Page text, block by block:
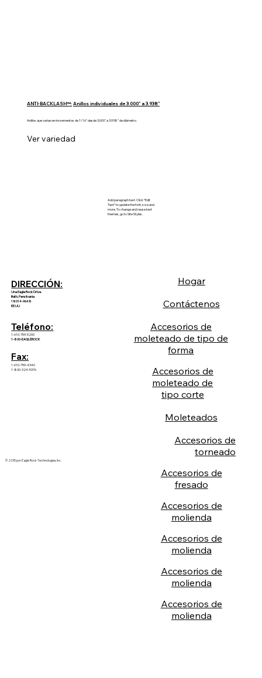
ANTI-BACKLASH™: Anillos individuales de 3.000" a 3.938"
Anillos que varían en incrementos de 1/16" desde 3,000" a 3,938" de diámetro.
Ver variedad
Add paragraph text. Click “Edit
Text” to update the font, size and
more. To change and reuse text
themes, go to Site Styles.
DIRECCIÓN:
Una Eagle Rock Drive.
Bath, Pensilvania
18014-9648
EE.UU
Teléfono:
1-610-759-5200
1-800-EAGLEROCK
Fax:
1-610-759-4340
1-800-324-5376
© 2035 por Eagle Rock Technologies, Inc.
Hogar
Contáctenos
Accesorios de
moleteado de tipo de
forma
Accesorios de
moleteado de
tipo corte
Moleteados
Accesorios de
torneado
Accesorios de
fresado
Accesorios de
molienda
Accesorios de
molienda
Accesorios de
molienda
Accesorios de
molienda